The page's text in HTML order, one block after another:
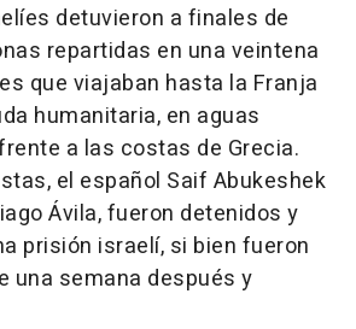
detuvieron a finales de
repartidas en una veintena
que viajaban hasta la Franja
humanitaria, en aguas
a las costas de Grecia.
el español Saif Abukeshek
Ávila, fueron detenidos y
prisión israelí, si bien fueron
una semana después y